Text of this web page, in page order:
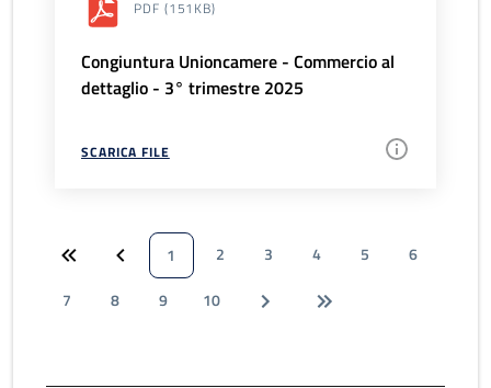
PDF (151KB)
Congiuntura Unioncamere - Commercio al
dettaglio - 3° trimestre 2025
SCARICA FILE
1 2 3 4 5
6
7
8 9 10